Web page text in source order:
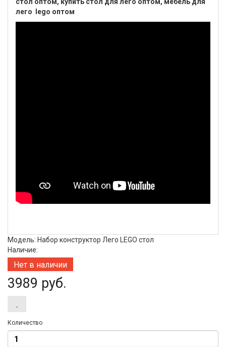
лего lego оптом
Модель: Набор конструктор Лего LEGO стол
Наличие:
Нет в наличии
3989 руб.
Количество